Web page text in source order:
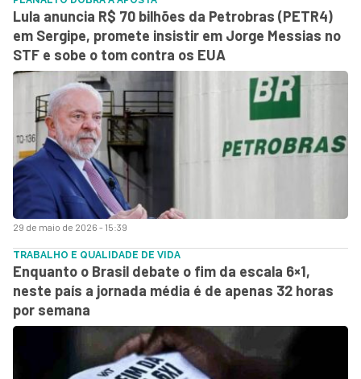
29 de maio de 2026 - 15:39
Lula anuncia R$ 70 bilhões da Petrobras (PETR4)
em Sergipe, promete insistir em Jorge Messias no
STF e sobe o tom contra os EUA
TRABALHO E QUALIDADE DE VIDA
Enquanto o Brasil debate o fim da escala 6×1,
neste país a jornada média é de apenas 32 horas
por semana